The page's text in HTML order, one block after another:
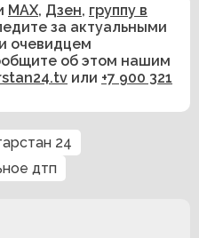
MAX, Дзен, группу в
за актуальными
очевидцем
об этом нашим
или +7 900 321
24
дтп